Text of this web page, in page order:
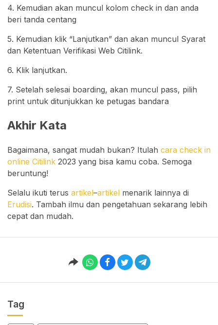
4. Kemudian akan muncul kolom check in dan anda
beri tanda centang
5. Kemudian klik “Lanjutkan” dan akan muncul Syarat
dan Ketentuan Verifikasi Web Citilink.
6. Klik lanjutkan.
7. Setelah selesai boarding, akan muncul pass, pilih
print untuk ditunjukkan ke petugas bandara
Akhir Kata
Bagaimana, sangat mudah bukan? Itulah cara check in
online Citilink 2023 yang bisa kamu coba. Semoga
beruntung!
Selalu ikuti terus artikel–artikel menarik lainnya di
Erudisi. Tambah ilmu dan pengetahuan sekarang lebih
cepat dan mudah.
Tag